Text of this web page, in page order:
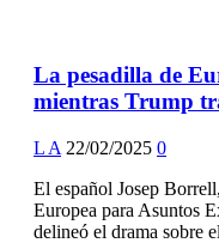
La pesadilla de
mientras Trump
L A 22/02/2025 0
El español Josep
Europea para Asuntos
delineó el drama sobre